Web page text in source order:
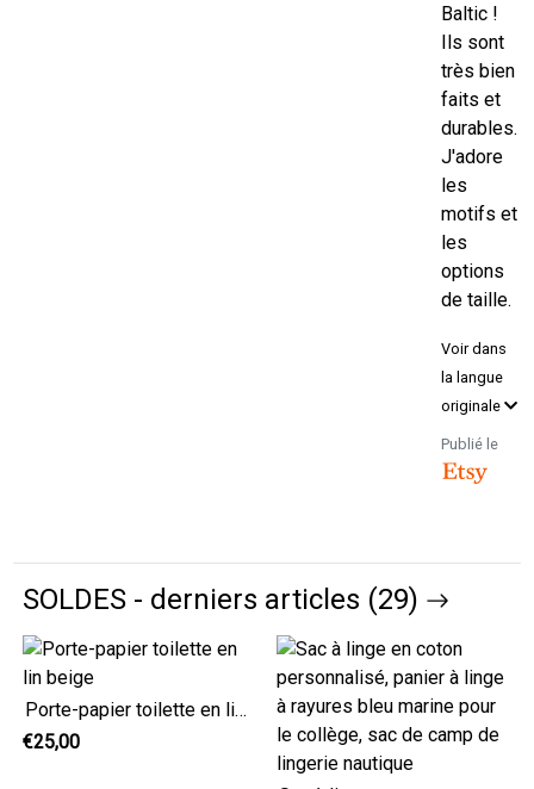
Baltic !
Ils sont
très bien
faits et
durables.
J'adore
les
motifs et
les
options
de taille.
Voir dans
la langue
originale
Publié le
SOLDES - derniers articles (29)
Porte-papier toilette en lin beige
€25,00